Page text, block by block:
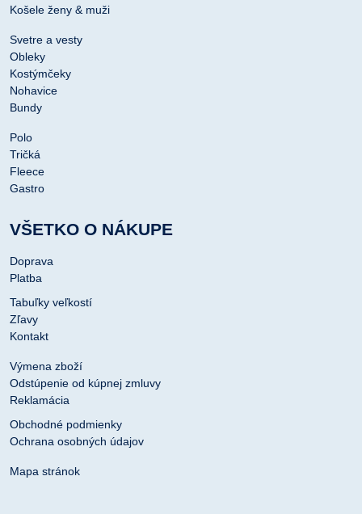
Košele ženy & muži
Svetre a vesty
Obleky
Kostýmčeky
Nohavice
Bundy
Polo
Tričká
Fleece
Gastro
VŠETKO O NÁKUPE
Doprava
Platba
Tabuľky veľkostí
Zľavy
Kontakt
Výmena zboží
Odstúpenie od kúpnej zmluvy
Reklamácia
Obchodné podmienky
Ochrana osobných údajov
Mapa stránok